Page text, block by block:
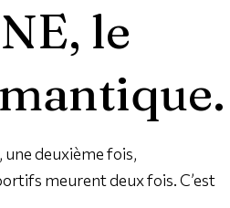
le
deuxième fois,
meurent deux fois. C’est